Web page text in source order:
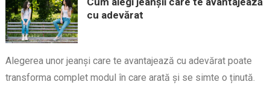
cu adevărat
Alegerea unor jeanși care te avantajează cu adevărat poate
transforma complet modul în care arată și se simte o ținută.